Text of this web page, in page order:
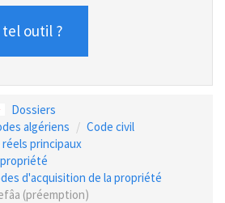
outil ?
Dossiers
algériens
Code civil
principaux
d'acquisition de la propriété
(préemption)